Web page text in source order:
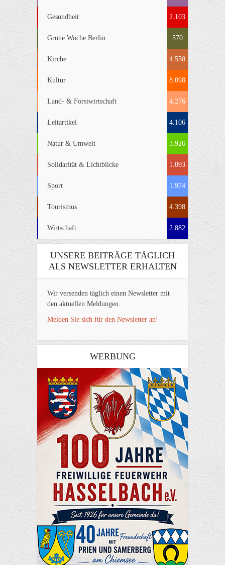
Gesundheit 2.103
Grüne Woche Berlin 570
Kirche 4.550
Kultur 8.098
Land- & Forstwirtschaft 4.276
Leitartikel 4.106
Natur & Umwelt 3.926
Solidarität & Lichtblicke 1.093
Sport 1.974
Tourismus 4.398
Wirtschaft 2.882
UNSERE BEITRÄGE TÄGLICH
ALS NEWSLETTER ERHALTEN
Wir versenden täglich einen Newsletter mit
den aktuellen Meldungen.
Melden Sie sich für den Newsletter an!
WERBUNG